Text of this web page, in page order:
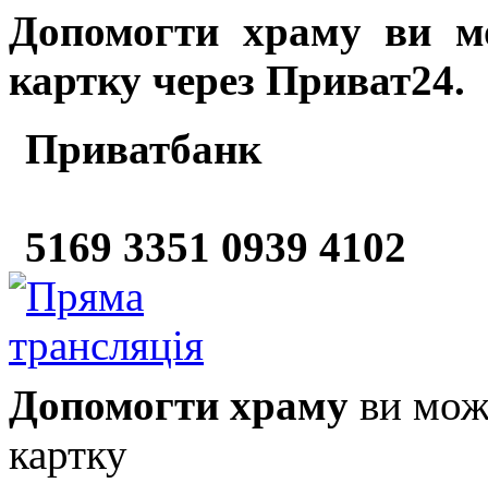
Допомогти храму ви
картку через Приват24.
Приватбанк
5169 3351 0939 4102
Допомогти храму ви
картку